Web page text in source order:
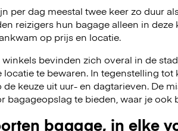
per dag meestal twee keer zo duur
reizigers hun bagage alleen in
op prijs en locatie.
bevinden zich overal in de
te bewaren. In tegenstelling
keuze uit uur- en dagtarieven. De
bagageopslag te bieden, waar je ook
bagage, in elke